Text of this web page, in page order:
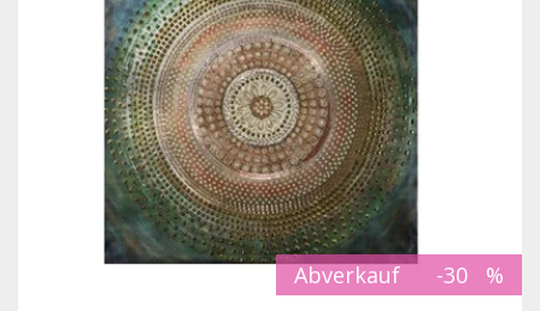
Abverkauf -30